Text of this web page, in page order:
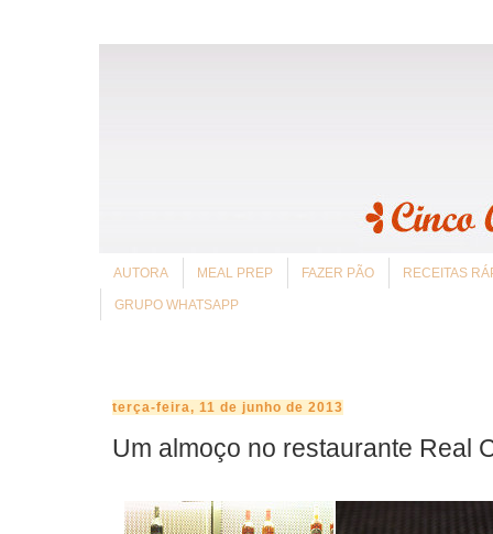
AUTORA MEAL PREP FAZER PÃO RECEITAS
GRUPO WHATSAPP
terça-feira, 11 de junho de 2013
Um almoço no restaurante Real